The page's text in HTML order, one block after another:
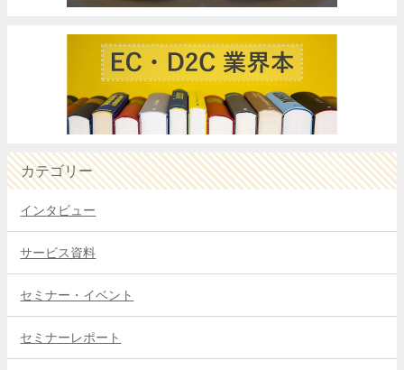
カテゴリー
インタビュー
サービス資料
セミナー・イベント
セミナーレポート